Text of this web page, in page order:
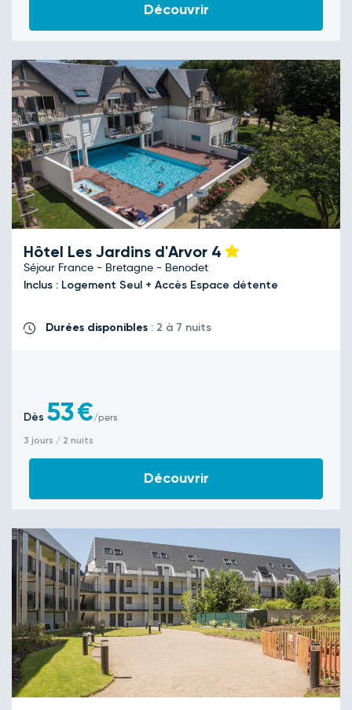
Découvrir
Hôtel Les Jardins d'Arvor 4
Séjour France - Bretagne - Benodet
Inclus : Logement Seul + Accès Espace détente
Durées disponibles : 2 à 7 nuits
Dès 53€/pers
3 jours / 2 nuits
Découvrir